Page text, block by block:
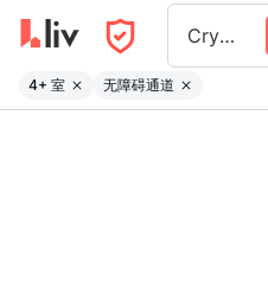
Crystal Mall
4+ 室 无障碍通道